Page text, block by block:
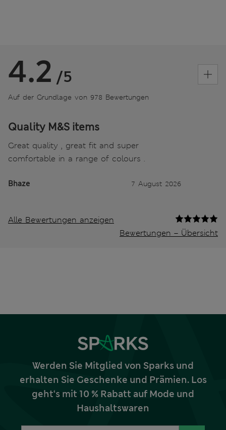
4.2 /5
Auf der Grundlage von 978 Bewertungen
Quality M&S items
Great quality , great fit and super
comfortable in a range of colours .
Bhaze 7 August 2026
Alle Bewertungen anzeigen
Bewertungen – Übersicht
Werden Sie Mitglied von Sparks und
erhalten Sie Geschenke und Prämien. Los
geht‘s mit 10 % Rabatt auf Mode und
Haushaltswaren